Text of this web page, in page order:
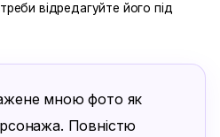
відредагуйте його під
мною фото як
Повністю